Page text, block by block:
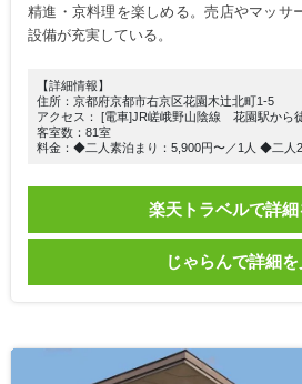
精進・京料理を楽しめる。売店やマッサ
設備が充実している。
【詳細情報】
住所：京都府京都市右京区花園木辻北町1-5
アクセス： [電車]JR嵯峨野山陰線 花園駅から
客室数：81室
料金：◆二人素泊まり：5,900円〜／1人 ◆二人2
楽天トラベルで詳細
じゃらんで詳細を